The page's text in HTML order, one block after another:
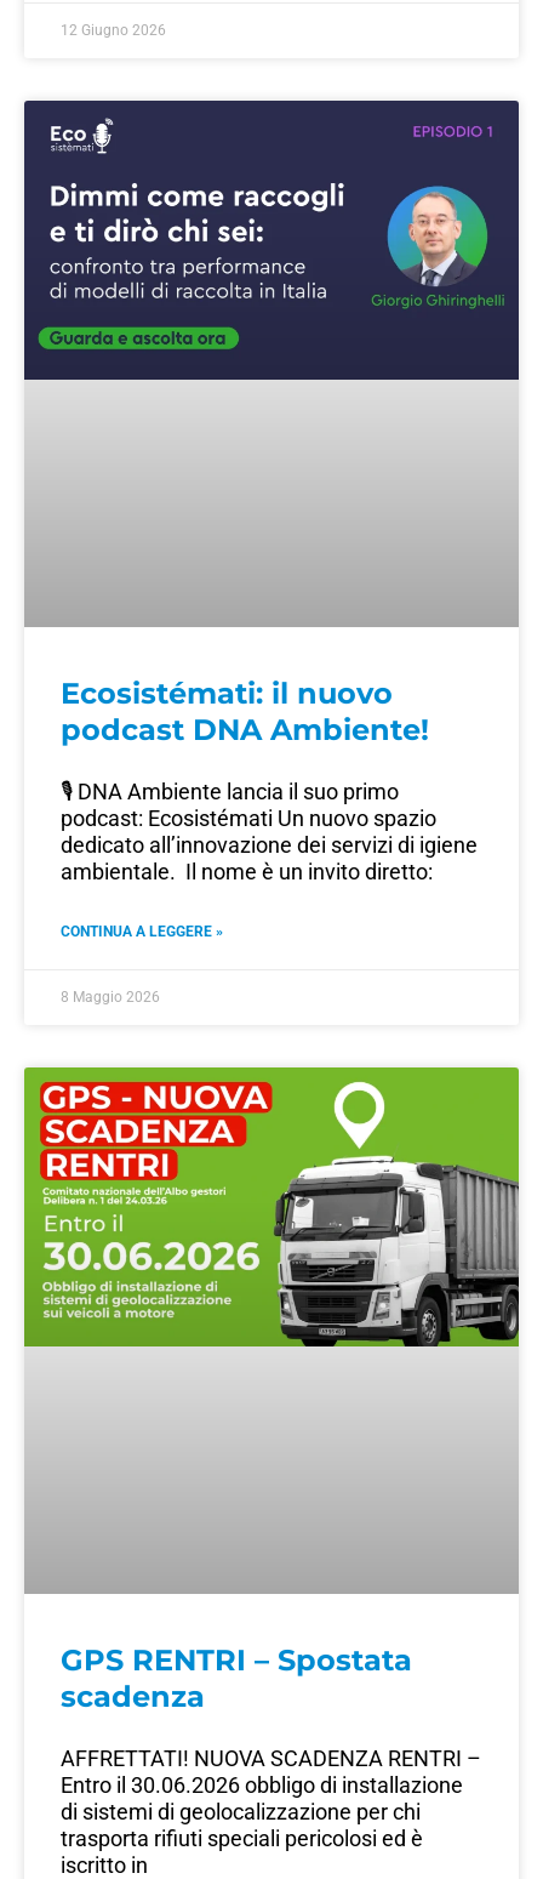
12 Giugno 2026
Ecosistémati: il nuovo
podcast DNA Ambiente!
🎙️ DNA Ambiente lancia il suo primo
podcast: Ecosistémati Un nuovo spazio
dedicato all’innovazione dei servizi di igiene
ambientale. Il nome è un invito diretto:
CONTINUA A LEGGERE »
8 Maggio 2026
GPS RENTRI – Spostata
scadenza
AFFRETTATI! NUOVA SCADENZA RENTRI –
Entro il 30.06.2026 obbligo di installazione
di sistemi di geolocalizzazione per chi
trasporta rifiuti speciali pericolosi ed è
iscritto in